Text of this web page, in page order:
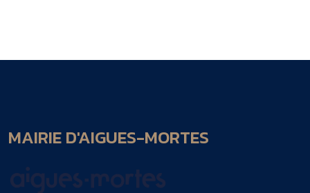
MAIRIE D'AIGUES-MORTES